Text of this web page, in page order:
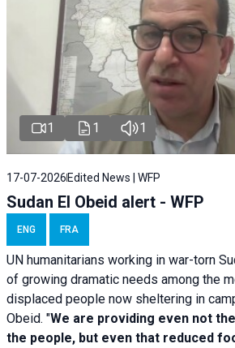
1 1 1
17-07-2026 Edited News | WFP
Sudan El Obeid alert - WFP
ENG FRA
UN humanitarians working in war-torn
of growing dramatic needs among the
displaced people now sheltering in
Obeid. "We are providing even not
the people, but even that reduced